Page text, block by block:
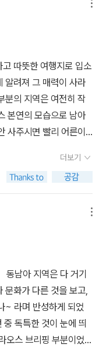
록 조심해야 한다고 해
스트하우스, 호스텔에
를 소개하고 있어요.
.라오스 여행 핵심 코스
마와 라오스 전문 여행
여행 계획에 참고해보
고 싶은 사람은 4박 6일
은 사람들은 9박 10일
것이다. 처음 가는
. 가이드북을 따라서 코
. 물론 여행지에서 일
것이 그나마 중간 지점
6일이면 짧아도 알찬
엔티안, 방비엥, 루앙프
수 있다는 팁도 알려준
라이트'를 보면 그곳
톡히 누릴 수 있다. 루
사로잡는 곳이 있으면
여행 중 맛있는 음식만
는 것은 없다. 라오스
서도 메콩 강을 끼고
음식을 먹으며 라오스
올 때에는 라오스 커피
보며 혼자만의 여행 또
비를 할 수 있다. 저자
객관성을 유지하며 책을
여행할 수 있는 방법
는 몇 가지 방법도 알
할 하이라이트와 라오
있다. 라오스의 일 년을
알려주니 여행을 떠나
스라는 나라에 대한 정
스어로 '위
라오스의 수도 비엔티
'라오스의 소계림'으로
프랑스 식민지 시절의
로 동이 틀 무렵에 이루
도움을 주고 받는 것
행동이자 서로를 배려
보고 직접 경험하
에 참여하는 이유를 알
과 맞닿아 있는 국경도
명한 에코 투어인 '기
이기도 하다. 루앙남타
을 탈 수 있다. 이외에
따뜻한 여행지로 입소
알려져 그 매력이 사라
분의 지역은 여전히 작
본연의 모습으로 남아
사주시면 빨리 어른이
가 되고 보니, '무엇이
능성이 너희 앞에 있
나? 20대의 삶을 둘러
소리를 할까' 싶었으
니다. 40대쯤 되면 삶
곳, 하고 싶은 일을 마
약과 불안 속에 살고
보다 청춘 시절, 배낭
삶을 살았나 하는 것입
라오스 셀프트래블>을
음 눈에 들어온 것은 <
나라에 한 번 꼭 가봐
더보기
남아 지역은 다 거기
문화가 다른 것을 보고,
~ 라며 반성하게 되었
독특한 것이 눈에 띄
오스 브리핑 부분이었는